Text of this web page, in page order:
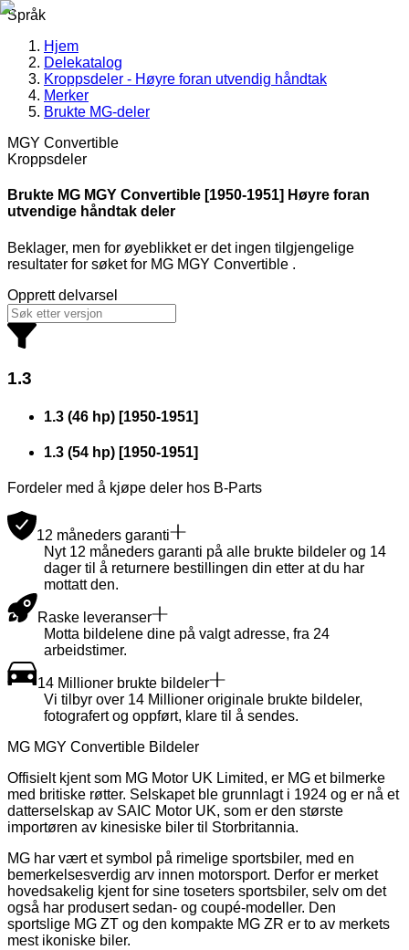
Språk
Hjem
Delekatalog
Kroppsdeler - Høyre foran utvendig håndtak
Merker
Brukte MG-deler
MGY Convertible
Kroppsdeler
Brukte MG MGY Convertible [1950-1951] Høyre foran
utvendige håndtak deler
Beklager, men for øyeblikket er det ingen tilgjengelige
resultater for søketfor MG MGY Convertible .
Opprett delvarsel
1.3
1.3 (46 hp) [1950-1951]
1.3 (54 hp) [1950-1951]
Fordeler med å kjøpe deler hos B-Parts
12 måneders garanti
Nyt 12 måneders garanti på alle brukte bildeler og 14
dager til å returnere bestillingen din etter at du har
mottatt den.
Raske leveranser
Motta bildelene dine på valgt adresse, fra 24
arbeidstimer.
14 Millioner brukte bildeler
Vi tilbyr over 14 Millioner originale brukte bildeler,
fotografert og oppført, klare til å sendes.
MG MGY Convertible Bildeler
Offisielt kjent som MG Motor UK Limited, er MG et bilmerke
med britiske røtter. Selskapet ble grunnlagt i 1924 og er nå et
datterselskap av SAIC Motor UK, som er den største
importøren av kinesiske biler til Storbritannia.
MG har vært et symbol på rimelige sportsbiler, med en
bemerkelsesverdig arv innen motorsport. Derfor er merket
hovedsakelig kjent for sine toseters sportsbiler, selv om det
også har produsert sedan- og coupé-modeller. Den
sportslige MG ZT og den kompakte MG ZR er to av merkets
mest ikoniske biler.